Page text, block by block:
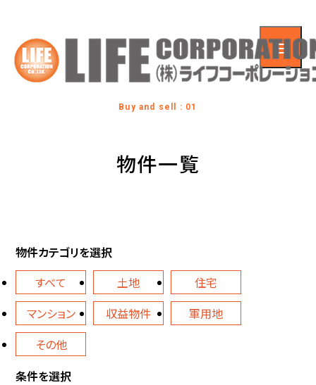
Buy and sell : 01
物件一覧
物件カテゴリを選択
すべて
土地
住宅
マンション
収益物件
軍用地
その他
条件を選択